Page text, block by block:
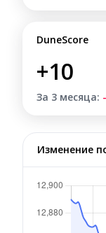
DuneScore
+10
За 3 месяца:
Изменение